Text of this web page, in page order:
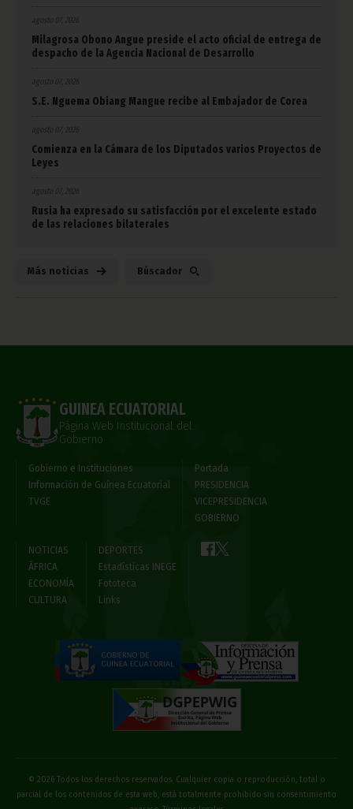
agosto 07, 2026
Milagrosa Obono Angue preside el acto oficial de entrega de
despacho de la Agencia Nacional de Desarrollo
agosto 07, 2026
S.E. Nguema Obiang Mangue recibe al Embajador de Corea
agosto 07, 2026
Comienza en la Cámara de los Diputados varios Proyectos de
Leyes
agosto 07, 2026
Rusia ha expresado su satisfacción por el excelente estado
de las relaciones bilaterales
Más noticias Búscador
GUINEA ECUATORIAL
Página Web Institucional del
Gobierno
Gobierno e Instituciones
Información de Guinea Ecuatorial
TVGE
Portada
PRESIDENCIA
VICEPRESIDENCIA
GOBIERNO
NOTICIAS
ÁFRICA
ECONOMÍA
CULTURA
DEPORTES
Estadísticas INEGE
Fototeca
Links
© 2026 Todos los derechos reservados. Cualquier copia o reproducción, total o
parcial de los contenidos de esta web, está totalmente prohibido sin consentimiento